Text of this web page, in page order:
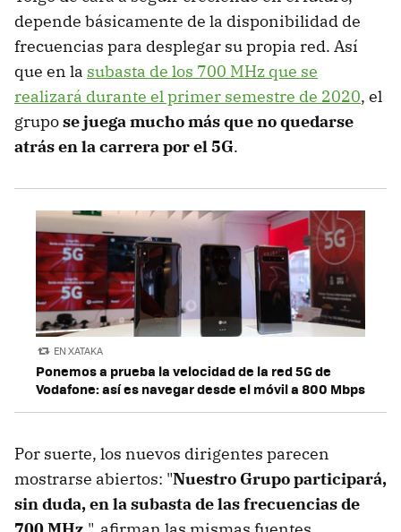
depende básicamente de la disponibilidad de
frecuencias para desplegar su propia red. Así
que en la subasta de los 700 MHz que se
realizará durante el primer semestre de 2020, el
grupose juega mucho más que no quedarse
atrás en la carrera por el 5G.
EN XATAKA
Ponemos a prueba la velocidad de la red 5G de
Vodafone: así es navegar desde el móvil a 800 Mbps
Por suerte, los nuevos dirigentes parecen
mostrarse abiertos: "Nuestro Grupo participará,
sin duda, en la subasta de las frecuencias de